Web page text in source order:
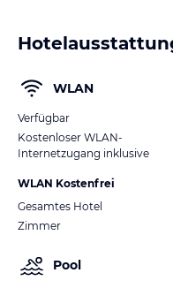
WLAN
Verfügbar
Kostenloser WLAN-
Internetzugang inklusive
WLAN Kostenfrei
Gesamtes Hotel
Zimmer
Pool